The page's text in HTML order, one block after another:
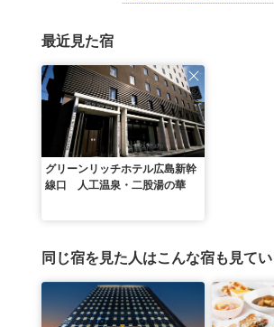
最近見た宿
グリーンリッチホテル広島新幹
線口 人工温泉・二股湯の華
同じ宿を見た人はこんな宿も見て